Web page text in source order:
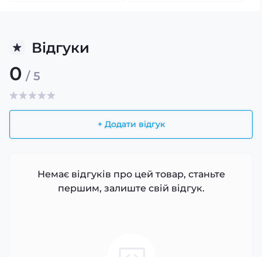
Відгуки
0 / 5
+ Додати відгук
Немає відгуків про цей товар, станьте
першим, залиште свій відгук.